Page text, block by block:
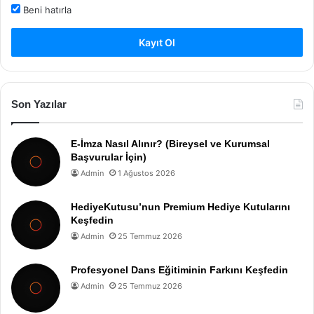
Beni hatırla
Kayıt Ol
Son Yazılar
E-İmza Nasıl Alınır? (Bireysel ve Kurumsal
Başvurular İçin)
Admin 1 Ağustos 2026
HediyeKutusu’nun Premium Hediye Kutularını
Keşfedin
Admin 25 Temmuz 2026
Profesyonel Dans Eğitiminin Farkını Keşfedin
Admin 25 Temmuz 2026